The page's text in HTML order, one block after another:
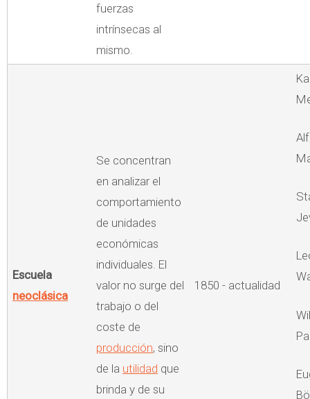
fuerzas
intrínsecas al
mismo.
Escuela
neoclásica
Se concentran
en analizar el
comportamiento
de unidades
económicas
individuales. El
valor no surge del
trabajo o del
coste de
producción, sino
de la utilidad que
brinda y de su
1850 - actualidad